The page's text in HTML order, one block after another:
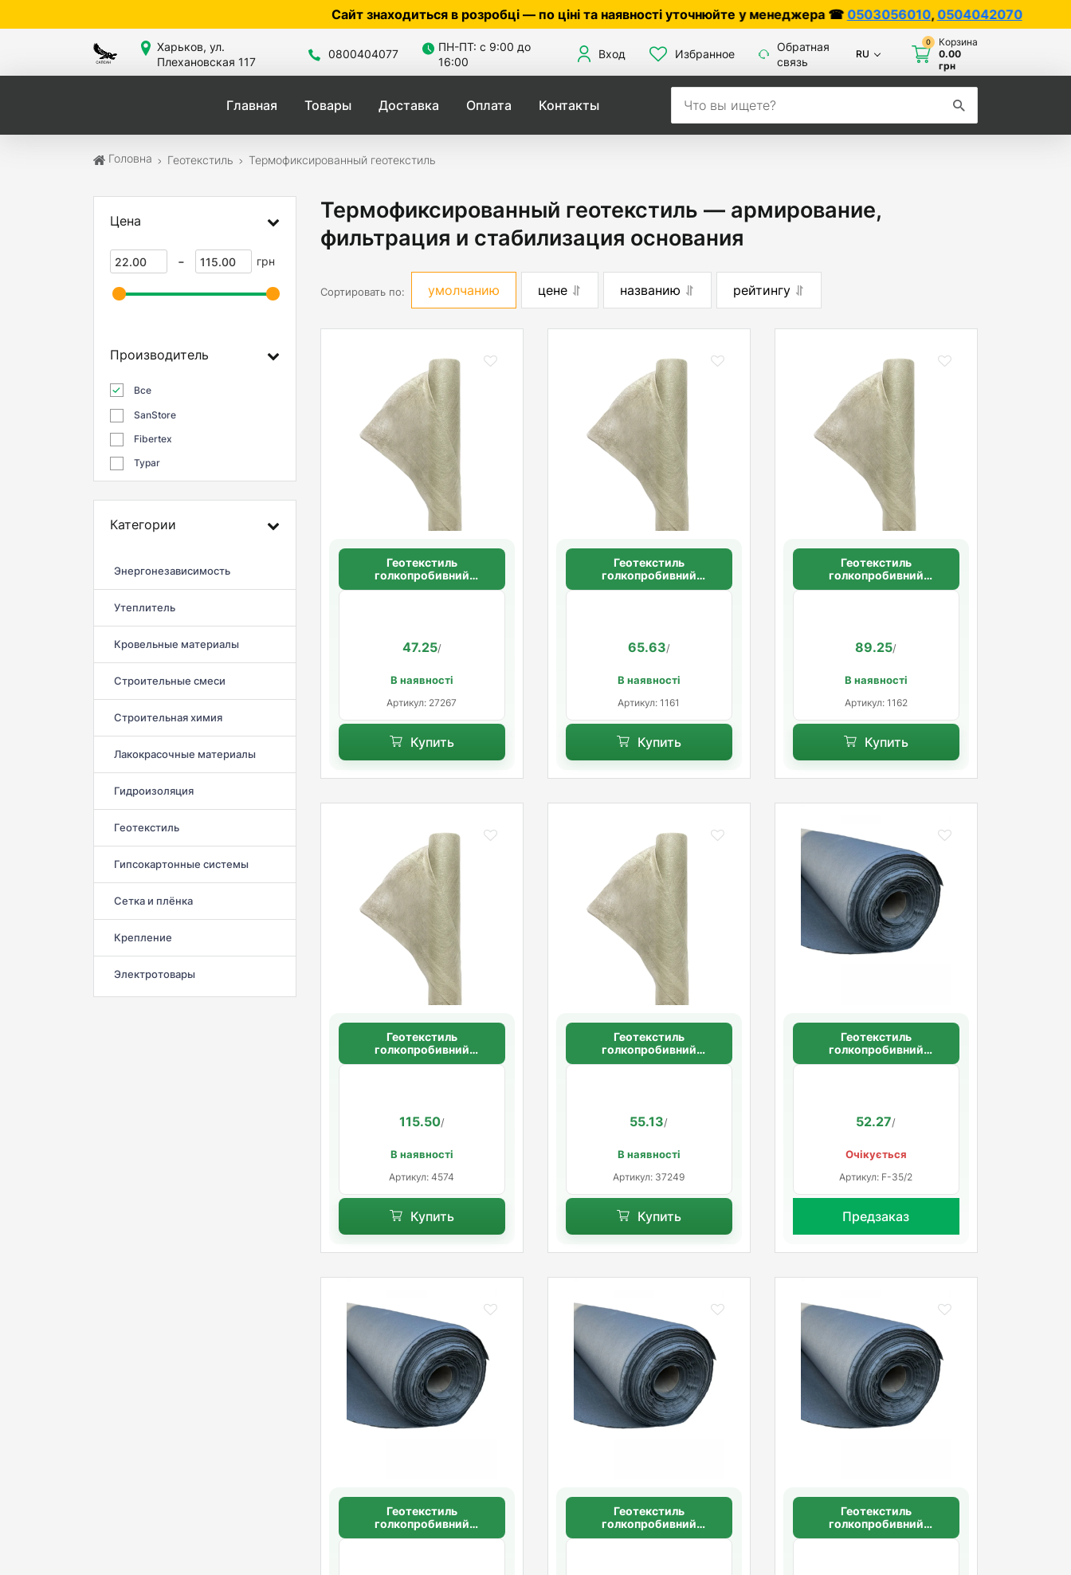
Сайт знаходиться в розробці — по ціні та наявності уточнюйте у менеджера ☎0503056010,0504042070
Харьков, ул.
Плехановская 117
0800404077
ПН-ПТ: с 9:00 до
16:00
Вход Избранное
Обратная
связь
RU
0
Корзина
0.00
грн
Главная Товары Доставка Оплата Контакты
Головна Геотекстиль Термофиксированный геотекстиль
Цена
- грн
Производитель
Все
SanStore
Fibertex
Typar
Категории
Энергонезависимость
Утеплитель
Кровельные материалы
Строительные смеси
Строительная химия
Лакокрасочные материалы
Гидроизоляция
Геотекстиль
Гипсокартонные системы
Сетка и плёнка
Крепление
Электротовары
Термофиксированный геотекстиль — армирование,
фильтрация и стабилизация основания
Сортировать по: умолчанию цене названию рейтингу
Геотекстиль
голкопробивний
щільність 100 г/м2
47.25/
В наявності
Артикул: 27267
Купить
Геотекстиль
голкопробивний
щільність 100 г/м2
65.63/
В наявності
Артикул: 1161
Купить
Геотекстиль
голкопробивний
щільність 100 г/м2
89.25/
В наявності
Артикул: 1162
Купить
Геотекстиль
голкопробивний
щільність 100 г/м2
115.50/
В наявності
Артикул: 4574
Купить
Геотекстиль
голкопробивний
щільність 100 г/м2
55.13/
В наявності
Артикул: 37249
Купить
Геотекстиль
голкопробивний
щільність 100 г/м2
52.27/
Очікується
Артикул: F-35/2
Предзаказ
Геотекстиль
голкопробивний
щільність 100 г/м2
Геотекстиль
голкопробивний
щільність 100 г/м2
Геотекстиль
голкопробивний
щільність 100 г/м2